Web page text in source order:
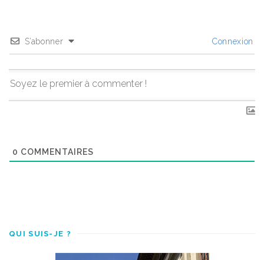
S’abonner Connexion
0 COMMENTAIRES
QUI SUIS-JE ?